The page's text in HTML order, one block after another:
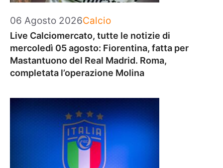
06 Agosto 2026Categorie
Calcio
Live Calciomercato, tutte le notizie di
mercoledì 05 agosto: Fiorentina, fatta per
Mastantuono del Real Madrid. Roma,
completata l’operazione Molina